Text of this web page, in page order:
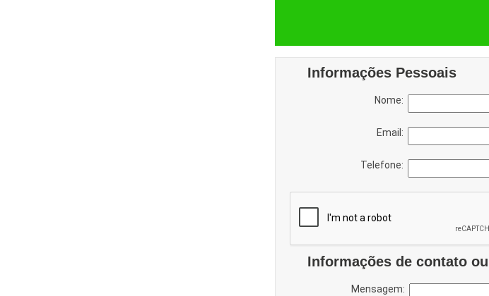
Informações Pessoais
Nome:
Email:
Telefone:
Informações de contato
Mensagem: